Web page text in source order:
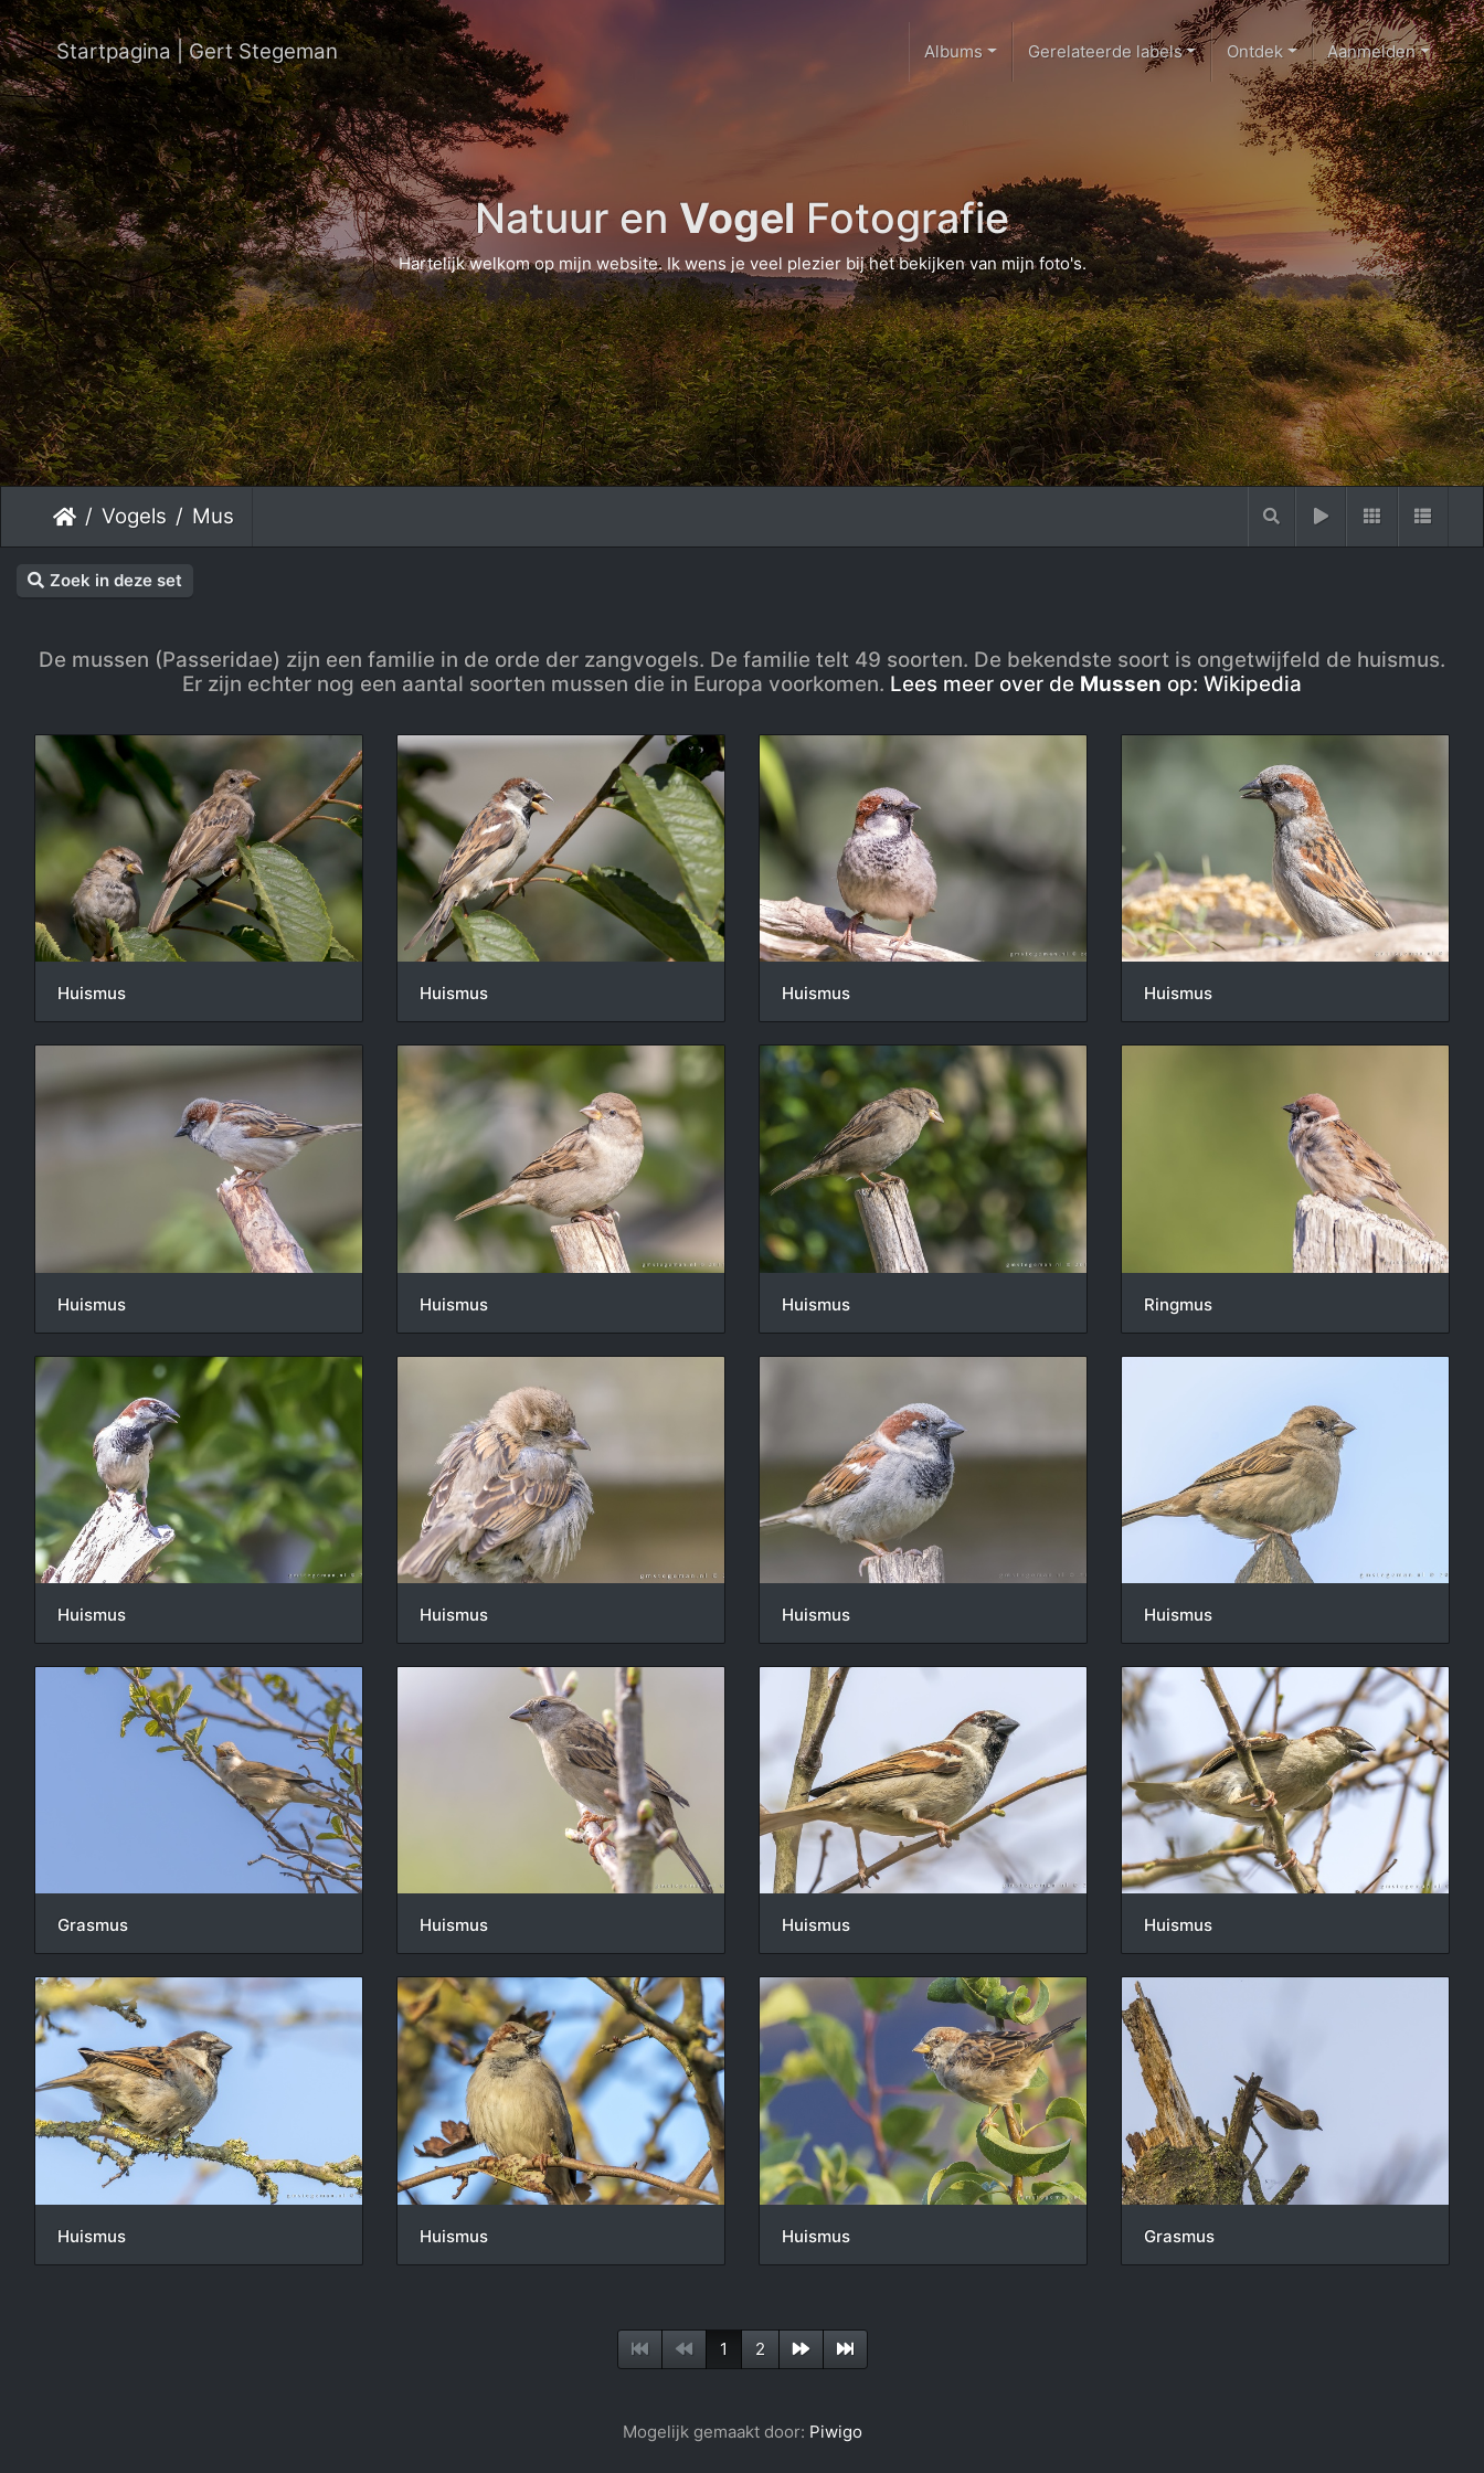
Startpagina | Gert Stegeman Albums Gerelateerde labels Ontdek Aanmelden
Natuur en Vogel Fotografie
Hartelijk welkom op mijn website. Ik wens je veel plezier bij het bekijken van mijn foto's.
Vogels Mus
Zoek in deze set
De mussen (Passeridae) zijn een familie in de orde der zangvogels. De familie telt 49 soorten. De bekendste soort is ongetwijfeld de huismus.
Er zijn echter nog een aantal soorten mussen die in Europa voorkomen. Lees meer over de Mussen op: Wikipedia
Huismus Huismus Huismus Huismus
Huismus Huismus Huismus Ringmus
Huismus Huismus Huismus Huismus
Grasmus Huismus Huismus Huismus
Huismus Huismus Huismus Grasmus
1 2
Mogelijk gemaakt door: Piwigo